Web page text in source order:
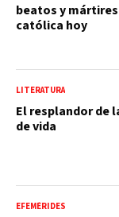
beatos y
católica hoy
LITERATURA
El resplandor de
de vida
EFEMÉRIDES